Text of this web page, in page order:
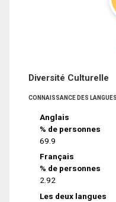
Diversité Culturelle
CONNAISSANCE DES
Anglais
% de personnes
69.9
Français
% de personnes
2.92
Les deux langues